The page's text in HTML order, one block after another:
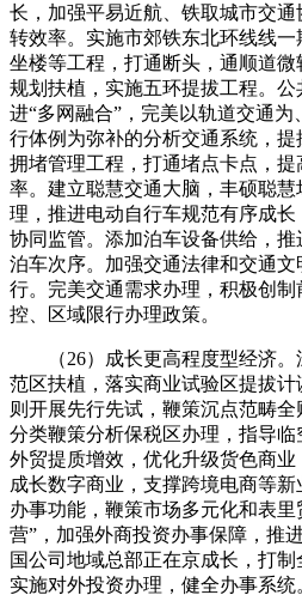
长，加强平易近航、铁取城市交
转效率。实施市郊铁东北环线线
坐楼等工程，打通断头，通顺道
规划扶植，实施五环提拔工程。
进“多网融合”，完美以轨道交通
行体例为弥补的分析交通系统，
拥堵管理工程，打通堵点卡点，
率。建立聪慧交通大脑，丰硕聪
理，推进电动自行车规范有序成
协同监管。添加泊车设备供给，
泊车次序。加强交通法律和交通
行。完美交通需求办理，积极创
控、区域限行办理政策。
（26）成长更高程度型经济。
范区扶植，落实商业试验区提拔
则开展先行先试，鞭策沉点范畴全
分类鞭策分析保税区办理，指导
外贸提质增效，优化升级货色商
成长数字商业，支撑跨境电商等
办事功能，鞭策市场多元化和表
营”，加强外商投资办事保障，推
国公司地域总部正在京成长，打
实施对外投资办理，健全办事系